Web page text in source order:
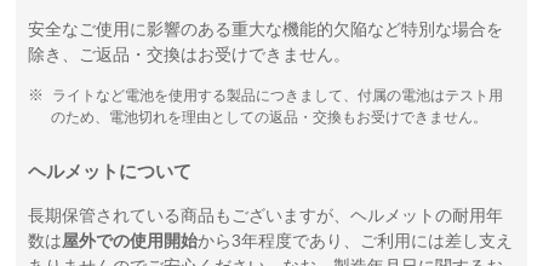
安全なご使用に影響のある重大な機能的欠陥など特別な場合を
除き、ご返品・交換はお受けできません。
ライトなど電池を使用する製品につきまして、付属の電池はテスト用
のため、電池切れを理由としての返品・交換もお受けできません。
ヘルメットについて
長期保管されている商品もございますが、ヘルメットの耐用年
数は屋外での使用開始から3年程度であり、ご利用には差し支え